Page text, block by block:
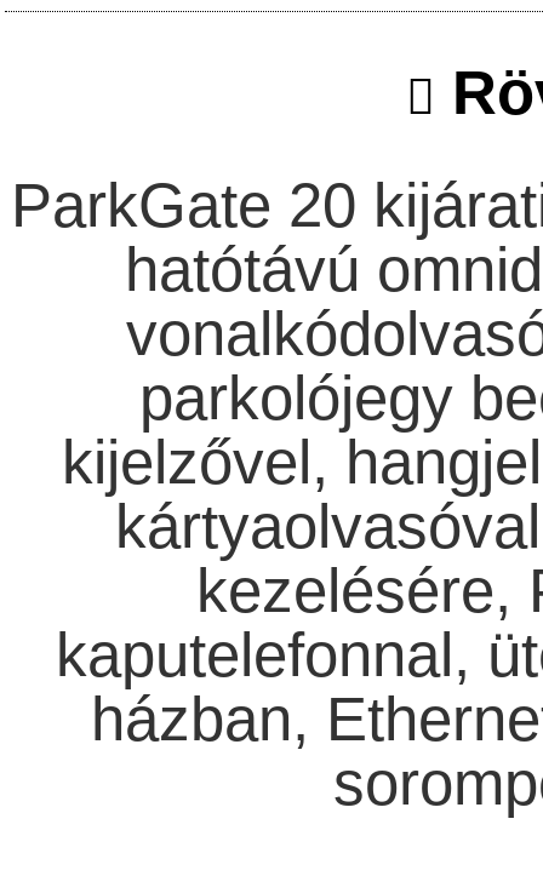
ParkGate 20
hatótávú
parkolójegy
kijelzővel,
kezelésére,
kaputelefonnal,
házban,